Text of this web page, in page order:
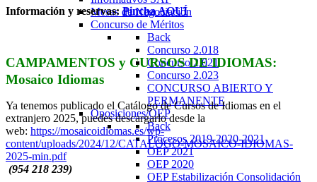
Mesas de Negociación
Concurso de Méritos
Back
Concurso 2.018
Concurso 2.021
Concurso 2.023
CONCURSO ABIERTO Y
PERMANENTE
Oposiciones/OEP
Back
Procesos 2019-2020-2021
OEP 2021
OEP 2020
OEP Estabilización Consolidación
Información y reservas:Pincha AQUÍ
CAMPAMENTOS y CURSOS DE IDIOMAS:
Mosaico Idiomas
Ya tenemos publicado el Catálogo de Cursos de Idiomas en el
extranjero 2025, puedes descargarlo desde la
web: https://mosaicoidiomas.es/wp-
content/uploads/2024/12/CATALOGO-MOSAICO-IDIOMAS-
2025-min.pdf
(954 218 239)